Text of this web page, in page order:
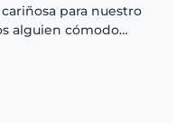
para nuestro
alguien cómodo